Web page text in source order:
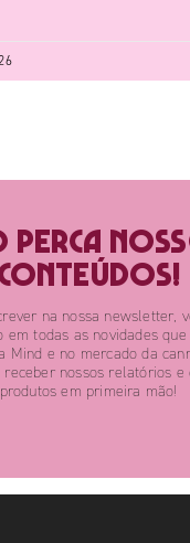
perca
na nossa newsletter,
em todas as novidades
Mind e no mercado da
receber nossos relatórios e
produtos em primeira mão!